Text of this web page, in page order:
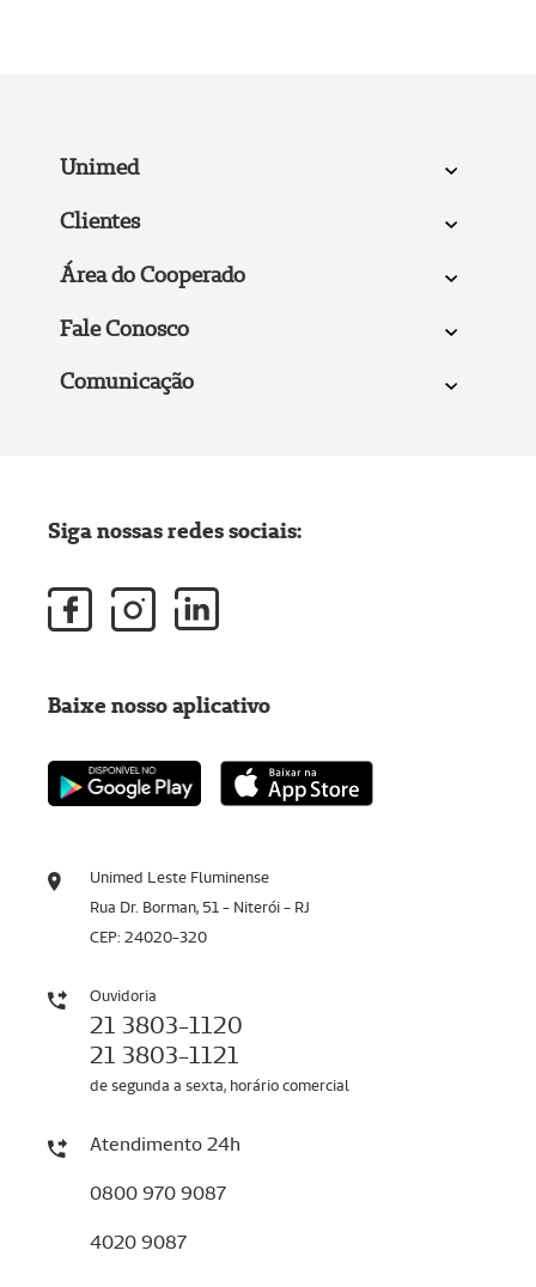
Unimed
Clientes
Área do Cooperado
Fale Conosco
Comunicação
Unimed Leste Fluminense
Rua Dr. Borman, 51 - Niterói - RJ
CEP: 24020-320
Ouvidoria
21 3803-1120
21 3803-1121
de segunda a sexta, horário comercial
Atendimento 24h
0800 970 9087
4020 9087
Siga nossas redes sociais:
Baixe nosso aplicativo